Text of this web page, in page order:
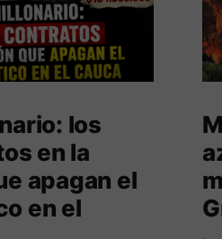
los
en la
apagan el
en el